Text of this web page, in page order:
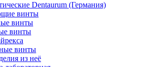
Dentaurum (Германия)
винты
винты
винты
винты
из неё